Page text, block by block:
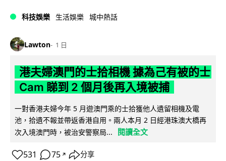
科技娛樂 生活娛樂 城中熱話
Lawton 1 日
港夫婦澳門的士拾相機 據為己有被的士
Cam 睇到 2 個月後再入境被捕
一對香港夫婦今年 5 月遊澳門乘的士拾獲他人遺留相機及電
池，拾遺不報並帶返香港自用。兩人本月 2 日經港珠澳大橋再
次入境澳門時，被治安警察局...
閱讀全文
531 75 ↗ 分享